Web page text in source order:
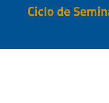
Ciclo de